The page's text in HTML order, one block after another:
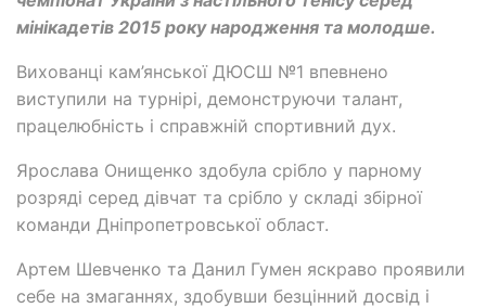
мінікадетів 2015 року народження та молодше.
Вихованці кам’янської ДЮСШ №1 впевнено
виступили на турнірі, демонструючи талант,
працелюбність і справжній спортивний дух.
Ярослава Онищенко здобула срібло у парному
розряді серед дівчат та срібло у складі збірної
команди Дніпропетровської област.
Артем Шевченко та Данил Гумен яскраво проявили
себе на змаганнях, здобувши безцінний досвід і